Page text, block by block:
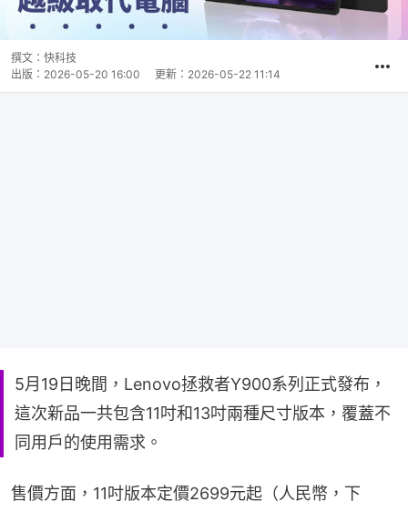
撰文： 快科技
出版： 2026-05-20 16:00 更新： 2026-05-22 11:14
5月19日晚間，Lenovo拯救者Y900系列正式發布，
這次新品一共包含11吋和13吋兩種尺寸版本，覆蓋不
同用戶的使用需求。
售價方面，11吋版本定價2699元起（人民幣，下